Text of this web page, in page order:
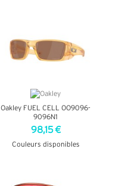
Oakley FUEL CELL OO9096-
9096N1
98,15 €
Couleurs disponibles